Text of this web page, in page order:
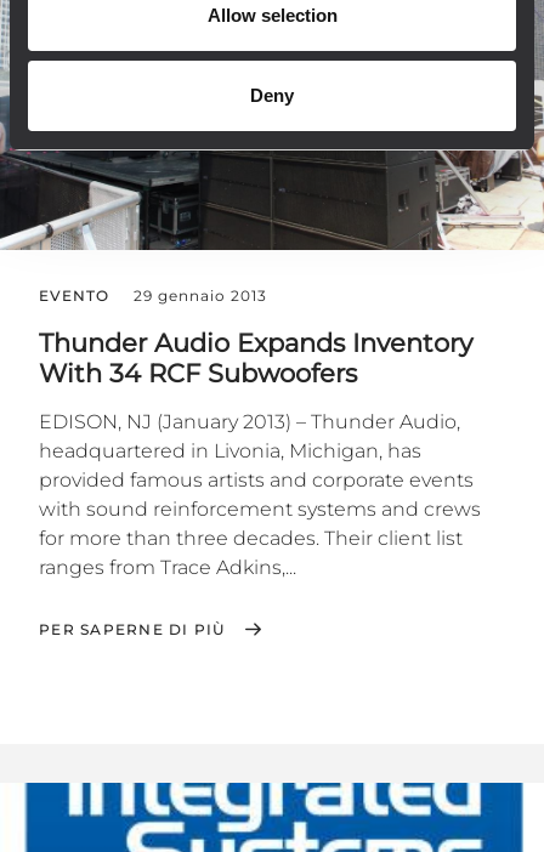
Allow selection
Deny
EVENTO 29 gennaio 2013
Thunder Audio Expands Inventory
With 34 RCF Subwoofers
EDISON, NJ (January 2013) – Thunder Audio,
headquartered in Livonia, Michigan, has
provided famous artists and corporate events
with sound reinforcement systems and crews
for more than three decades. Their client list
ranges from Trace Adkins,...
PER SAPERNE DI PIÙ